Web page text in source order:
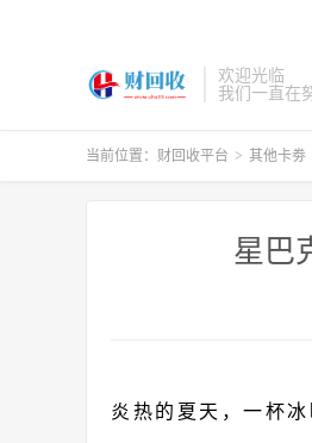
欢迎光临
我们一直在
当前位置： 财回收平台 > 其他卡劵
星巴
炎热的夏天，一杯